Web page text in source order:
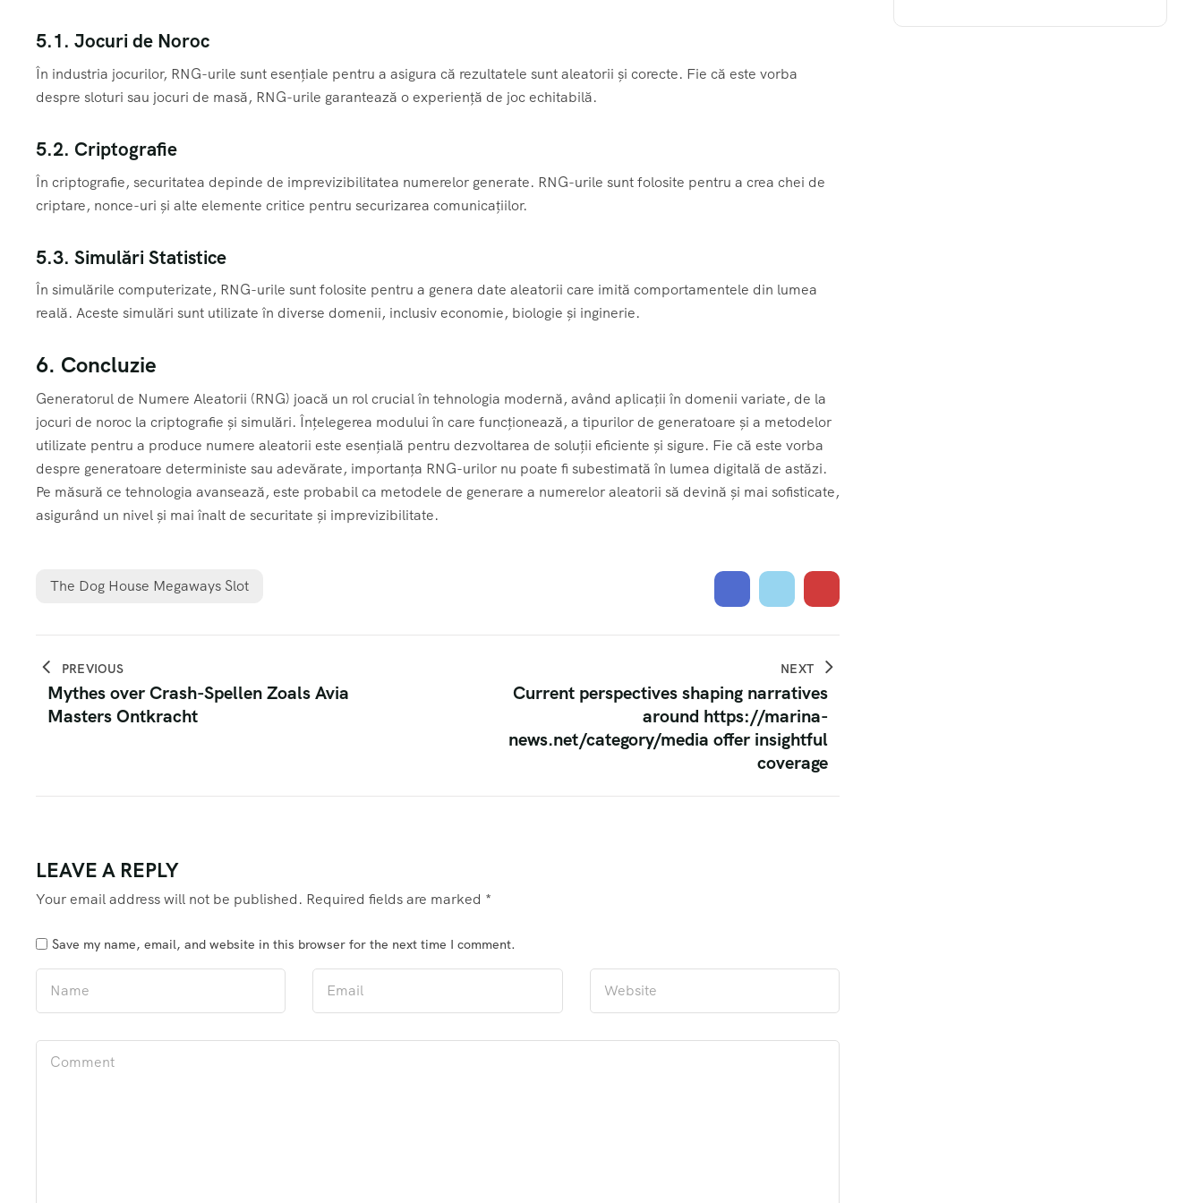
5.1. Jocuri de Noroc
În industria jocurilor, RNG-urile sunt esențiale pentru a asigura că rezultatele sunt aleatorii și corecte. Fie că este vorba
despre sloturi sau jocuri de masă, RNG-urile garantează o experiență de joc echitabilă.
5.2. Criptografie
În criptografie, securitatea depinde de imprevizibilitatea numerelor generate. RNG-urile sunt folosite pentru a crea chei de
criptare, nonce-uri și alte elemente critice pentru securizarea comunicațiilor.
5.3. Simulări Statistice
În simulările computerizate, RNG-urile sunt folosite pentru a genera date aleatorii care imită comportamentele din lumea
reală. Aceste simulări sunt utilizate în diverse domenii, inclusiv economie, biologie și inginerie.
6. Concluzie
Generatorul de Numere Aleatorii (RNG) joacă un rol crucial în tehnologia modernă, având aplicații în domenii variate, de la
jocuri de noroc la criptografie și simulări. Înțelegerea modului în care funcționează, a tipurilor de generatoare și a metodelor
utilizate pentru a produce numere aleatorii este esențială pentru dezvoltarea de soluții eficiente și sigure. Fie că este vorba
despre generatoare deterministe sau adevărate, importanța RNG-urilor nu poate fi subestimată în lumea digitală de astăzi.
Pe măsură ce tehnologia avansează, este probabil ca metodele de generare a numerelor aleatorii să devină și mai sofisticate,
asigurând un nivel și mai înalt de securitate și imprevizibilitate.
The Dog House Megaways Slot
PREVIOUS
Mythes over Crash-Spellen Zoals Avia
Masters Ontkracht
NEXT
Current perspectives shaping narratives
around https://marina-
news.net/category/media offer insightful
coverage
LEAVE A REPLY
Your email address will not be published. Required fields are marked *
Save my name, email, and website in this browser for the next time I comment.